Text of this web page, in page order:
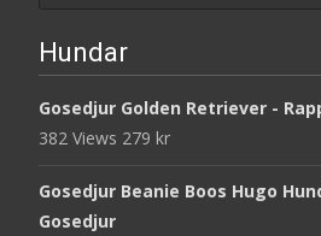
Hundar
Gosedjur Golden Retriever -
382 Views 279 kr
Gosedjur Beanie Boos Hugo
Gosedjur